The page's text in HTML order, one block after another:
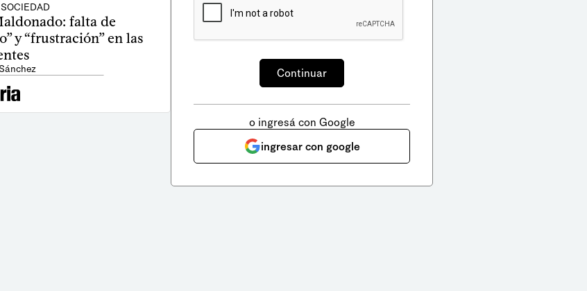
falta de
y “frustración” en las
o ingresá con Google
ingresar con google